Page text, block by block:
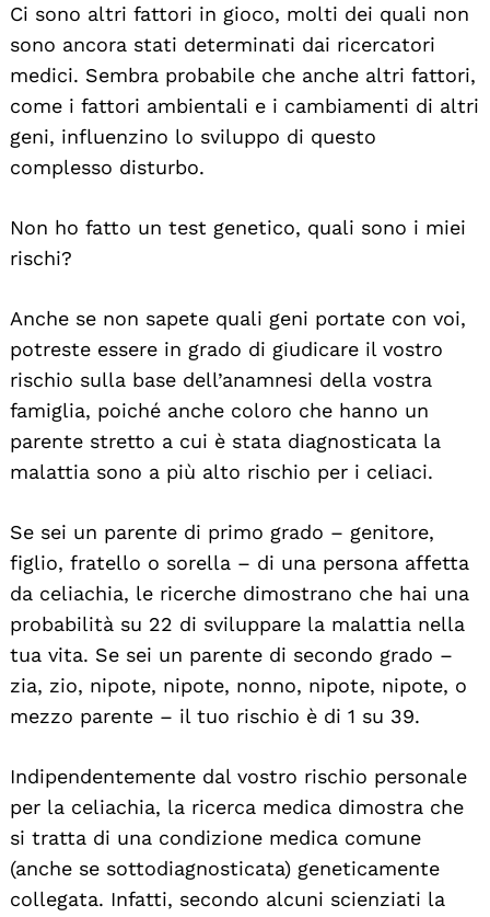
Ci sono altri fattori in gioco, molti dei quali non
sono ancora stati determinati dai ricercatori
medici. Sembra probabile che anche altri fattori,
come i fattori ambientali e i cambiamenti di altri
geni, influenzino lo sviluppo di questo
complesso disturbo.
Non ho fatto un test genetico, quali sono i miei
rischi?
Anche se non sapete quali geni portate con voi,
potreste essere in grado di giudicare il vostro
rischio sulla base dell’anamnesi della vostra
famiglia, poiché anche coloro che hanno un
parente stretto a cui è stata diagnosticata la
malattia sono a più alto rischio per i celiaci.
Se sei un parente di primo grado – genitore,
figlio, fratello o sorella – di una persona affetta
da celiachia, le ricerche dimostrano che hai una
probabilità su 22 di sviluppare la malattia nella
tua vita. Se sei un parente di secondo grado –
zia, zio, nipote, nipote, nonno, nipote, nipote, o
mezzo parente – il tuo rischio è di 1 su 39.
Indipendentemente dal vostro rischio personale
per la celiachia, la ricerca medica dimostra che
si tratta di una condizione medica comune
(anche se sottodiagnosticata) geneticamente
collegata. Infatti, secondo alcuni scienziati la
Search
For: